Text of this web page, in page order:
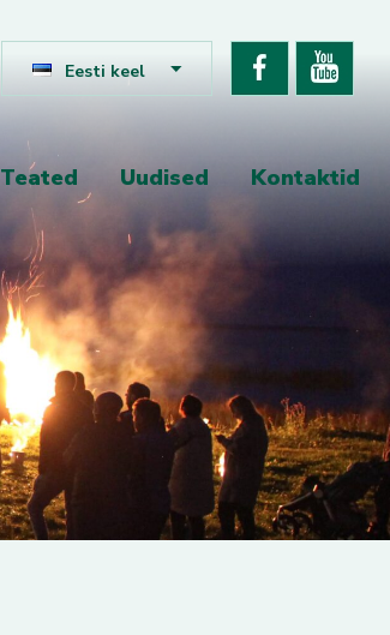
Teated Uudised Kontaktid
Eesti keel